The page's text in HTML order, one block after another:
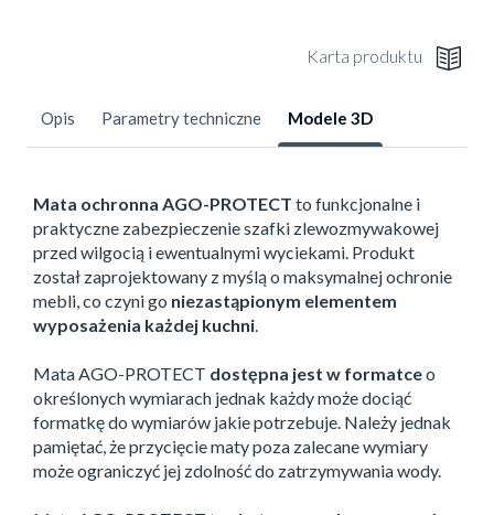
Karta produktu
Opis Parametry techniczne Modele 3D
Mata ochronna AGO-PROTECT to funkcjonalne i
praktyczne zabezpieczenie szafki zlewozmywakowej
przed wilgocią i ewentualnymi wyciekami. Produkt
został zaprojektowany z myślą o maksymalnej ochronie
mebli, co czyni go niezastąpionym elementem
wyposażenia każdej kuchni.
Mata AGO-PROTECT dostępna jest w formatceo
określonych wymiarach jednak każdy może dociąć
formatkę do wymiarów jakie potrzebuje. Należy jednak
pamiętać, że przycięcie maty poza zalecane wymiary
może ograniczyć jej zdolność do zatrzymywania wody.